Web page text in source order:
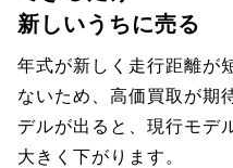
新しいうちに売る
年式が新しく走行距離が
ないため、高価買取が期
デルが出ると、現行モデ
大きく下がります。